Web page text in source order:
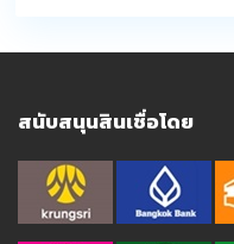
สนับสนุนสินเชื่อโดย